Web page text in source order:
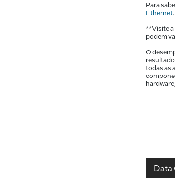
Para
Ethernet.
**Visite a
podem
O
todas as
Data